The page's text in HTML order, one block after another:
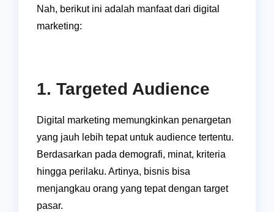
Nah, berikut ini adalah manfaat dari digital
marketing:
1. Targeted Audience
Digital marketing memungkinkan penargetan
yang jauh lebih tepat untuk audience tertentu.
Berdasarkan pada demografi, minat, kriteria
hingga perilaku. Artinya, bisnis bisa
menjangkau orang yang tepat dengan target
pasar.